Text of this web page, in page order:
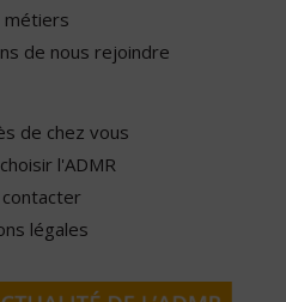
métiers
de nous rejoindre
de chez vous
l'ADMR
contacter
légales